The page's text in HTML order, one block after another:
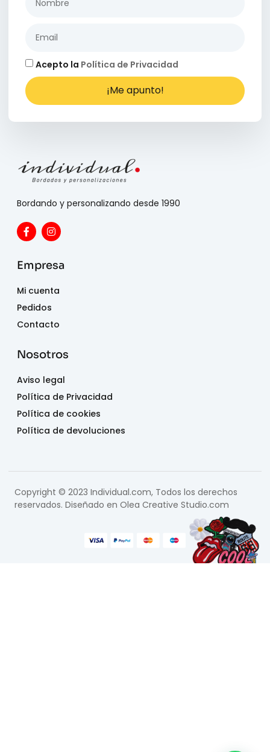
Acepto la Política de Privacidad
¡Me apunto!
Bordando y personalizando desde 1990
Empresa
Mi cuenta
Pedidos
Contacto
Nosotros
Aviso legal
Política de Privacidad
Política de cookies
Política de devoluciones
Copyright © 2023 Individual.com, Todos los derechos
reservados. Diseñado en Olea Creative Studio.com